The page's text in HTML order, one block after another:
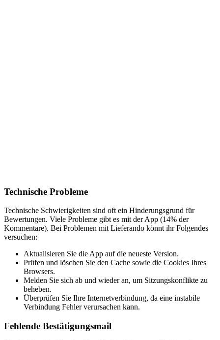
Technische Probleme
Technische Schwierigkeiten sind oft ein Hinderungsgrund für
Bewertungen. Viele Probleme gibt es mit der App (14% der
Kommentare). Bei Problemen mit Lieferando könnt ihr Folgendes
versuchen:
Aktualisieren Sie die App auf die neueste Version.
Prüfen und löschen Sie den Cache sowie die Cookies Ihres
Browsers.
Melden Sie sich ab und wieder an, um Sitzungskonflikte zu
beheben.
Überprüfen Sie Ihre Internetverbindung, da eine instabile
Verbindung Fehler verursachen kann.
Fehlende Bestätigungsmail